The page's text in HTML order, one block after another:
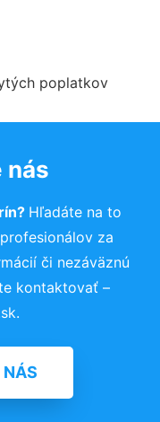
poplatkov
nás
Hľadáte na to
za
či nezáväznú
kontaktovať –
NÁS